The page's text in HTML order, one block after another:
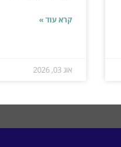
קרא עוד »
אוג 03, 2026